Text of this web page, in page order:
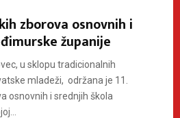
zborova osnovnih i
županije
u sklopu tradicionalnih
mladeži, održana je 11.
osnovnih i srednjih škola